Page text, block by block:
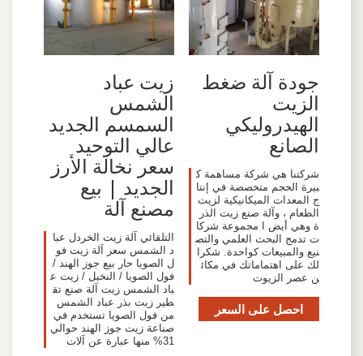
جودة آلة ضغط
الزيت
الهيدروليكي
الصانع
شركتنا هي شركة مساهمة ك
بيرة الحجم متخصصة في إنتا
ج المعدات الميكانيكية لزيت
الطعام ، وآلة صنع زيت الذر
ة وهي أيض ا مجموعة شركا
ت تدمج البحث العلمي والتص
نيع والمبيعات كواحدة. شكرا
لك على اهتماماتك في مكائ
ن عصر الزيوت
احصل على السعر
زيت عباد
الشمس
السمسم الجديد
عالي التوحيد
سعر نخالة الأرز
الجديد | بيع
مصنع آلة
التلقائي آلة زيت الخردل عبا
د الشمس سعر آلة زيت فو
ل الصويا حار بيع جوز الهند /
فول الصويا / النخيل / زيت ع
باد الشمس زيت آلة صنع تق
طير زيت بذر عباد الشمس
من فول الصويا تستخدم في
صناعة زيت جوز الهند حوالي
31% منها عبارة عن آلات